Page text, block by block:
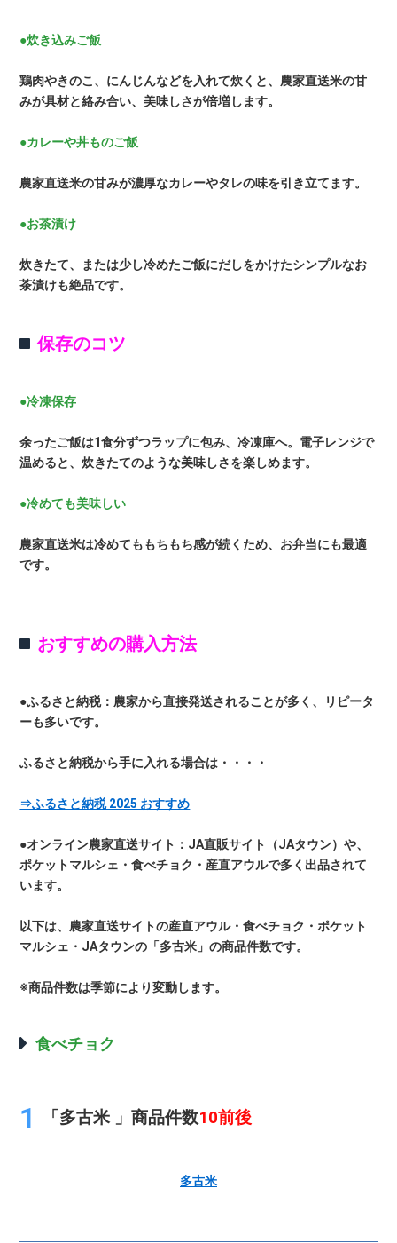
●炊き込みご飯
鶏肉やきのこ、にんじんなどを入れて炊くと、農家直送米の甘
みが具材と絡み合い、美味しさが倍増します。
●カレーや丼ものご飯
農家直送米の甘みが濃厚なカレーやタレの味を引き立てます。
●お茶漬け
炊きたて、または少し冷めたご飯にだしをかけたシンプルなお
茶漬けも絶品です。
保存のコツ
●冷凍保存
余ったご飯は1食分ずつラップに包み、冷凍庫へ。電子レンジで
温めると、炊きたてのような美味しさを楽しめます。
●冷めても美味しい
農家直送米は冷めてももちもち感が続くため、お弁当にも最適
です。
おすすめの購入方法
●ふるさと納税：農家から直接発送されることが多く、リピータ
ーも多いです。
ふるさと納税から手に入れる場合は・・・・
⇒ふるさと納税 2025 おすすめ
●オンライン農家直送サイト：JA直販サイト（JAタウン）や、
ポケットマルシェ・食べチョク・産直アウルで多く出品されて
います。
以下は、農家直送サイトの産直アウル・食べチョク・ポケット
マルシェ・JAタウンの「多古米」の商品件数です。
※商品件数は季節により変動します。
食べチョク
「多古米 」商品件数10前後
多古米